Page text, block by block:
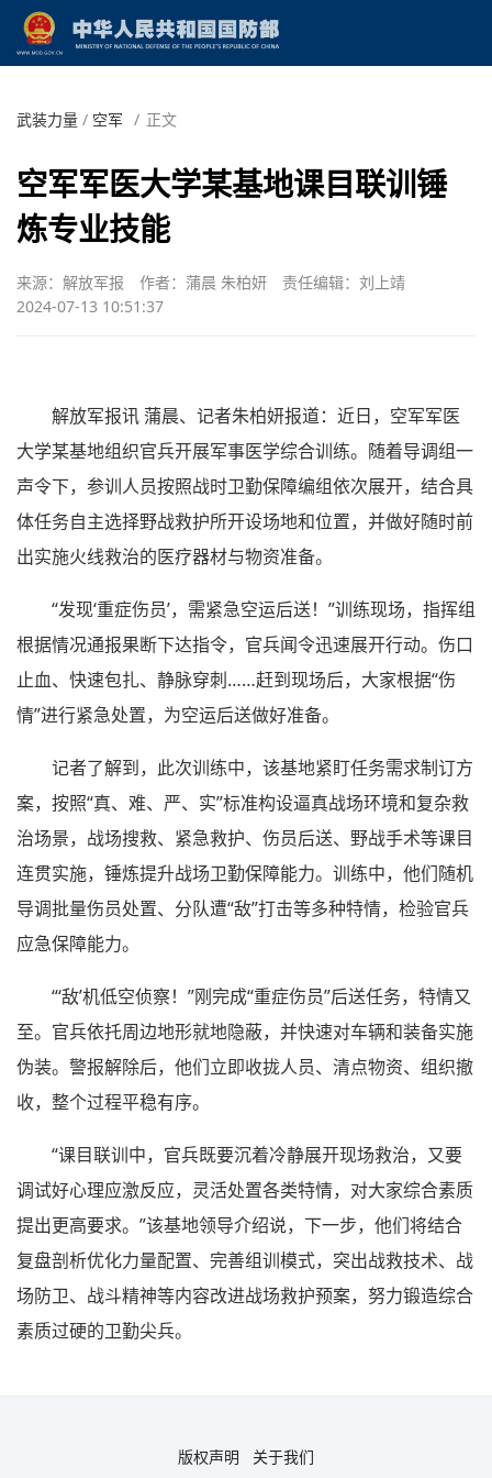
武装力量 / 空军 / 正文
空军军医大学某基地课目联训锤
炼专业技能
来源：解放军报 作者：蒲晨 朱柏妍
责任编辑：刘上靖
2024-07-13 10:51:37
解放军报讯 蒲晨、记者朱柏妍报道：近日，空军军医
大学某基地组织官兵开展军事医学综合训练。随着导调组一
声令下，参训人员按照战时卫勤保障编组依次展开，结合具
体任务自主选择野战救护所开设场地和位置，并做好随时前
出实施火线救治的医疗器材与物资准备。
“发现‘重症伤员’，需紧急空运后送！”训练现场，指挥组
根据情况通报果断下达指令，官兵闻令迅速展开行动。伤口
止血、快速包扎、静脉穿刺……赶到现场后，大家根据“伤
情”进行紧急处置，为空运后送做好准备。
记者了解到，此次训练中，该基地紧盯任务需求制订方
案，按照“真、难、严、实”标准构设逼真战场环境和复杂救
治场景，战场搜救、紧急救护、伤员后送、野战手术等课目
连贯实施，锤炼提升战场卫勤保障能力。训练中，他们随机
导调批量伤员处置、分队遭“敌”打击等多种特情，检验官兵
应急保障能力。
“‘敌’机低空侦察！”刚完成“重症伤员”后送任务，特情又
至。官兵依托周边地形就地隐蔽，并快速对车辆和装备实施
伪装。警报解除后，他们立即收拢人员、清点物资、组织撤
收，整个过程平稳有序。
“课目联训中，官兵既要沉着冷静展开现场救治，又要
调试好心理应激反应，灵活处置各类特情，对大家综合素质
提出更高要求。”该基地领导介绍说，下一步，他们将结合
复盘剖析优化力量配置、完善组训模式，突出战救技术、战
场防卫、战斗精神等内容改进战场救护预案，努力锻造综合
素质过硬的卫勤尖兵。
版权声明 关于我们